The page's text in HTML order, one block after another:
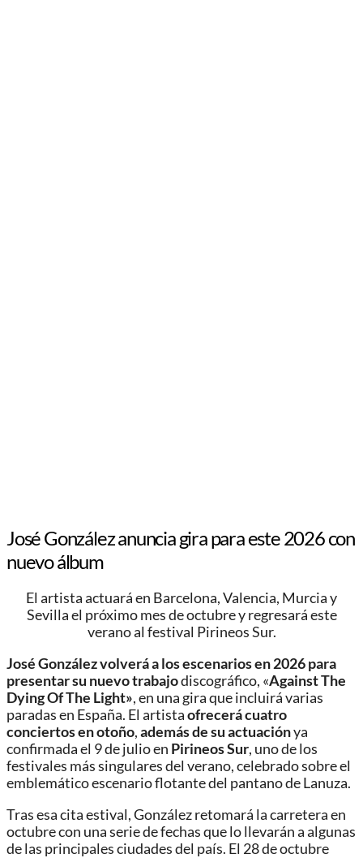
José González anuncia gira para este 2026 con
nuevo álbum
El artista actuará en Barcelona, Valencia, Murcia y
Sevilla el próximo mes de octubre y regresará este
verano al festival Pirineos Sur.
José Gonzálezvolverá a los escenarios en 2026 para
presentar su nuevo trabajodiscográfico, «Against The
Dying Of The Light», en una gira que incluirá varias
paradas en España. El artistaofrecerá cuatro
conciertos en otoño,además de su actuaciónya
confirmada el 9 de julio en Pirineos Sur, uno de los
festivales más singulares del verano, celebrado sobre el
emblemático escenario flotante del pantano de Lanuza.
Tras esa cita estival, González retomará la carretera en
octubre con una serie de fechas que lo llevarán a algunas
de las principales ciudades del país. El 28 de octubre